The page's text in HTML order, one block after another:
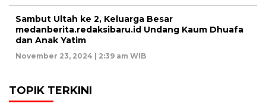
Sambut Ultah ke 2, Keluarga Besar
medanberita.redaksibaru.id Undang Kaum Dhuafa
dan Anak Yatim
November 23, 2024 | 2:39 am WIB
TOPIK TERKINI